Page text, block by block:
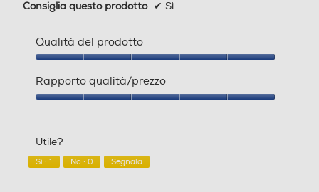
Consiglia questo prodotto ✔ Sì
Qualità del prodotto
del
prodotto,
Rapporto qualità/prezzo
su
5
Utile?
Sì · 1 No · 0 Segnala